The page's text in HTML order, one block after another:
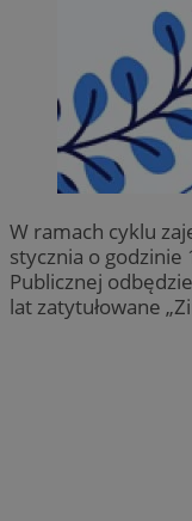
W ramach cyklu
stycznia o
Publicznej
lat zatytułowane